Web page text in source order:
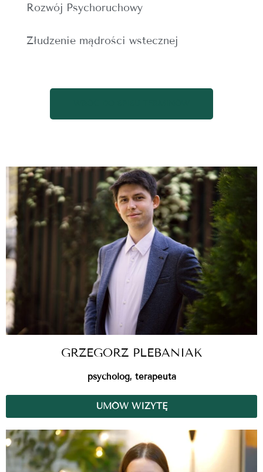
Rozwój Psychoruchowy
Złudzenie mądrości wstecznej
GRZEGORZ PLEBANIAK
psycholog, terapeuta
UMÓW WIZYTĘ